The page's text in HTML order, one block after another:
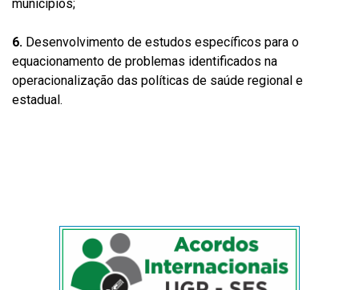
municípios;
6. Desenvolvimento de estudos específicos para o
equacionamento de problemas identificados na
operacionalização das políticas de saúde regional e
estadual.